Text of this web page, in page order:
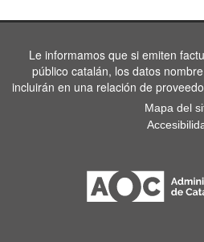
Le informamos que si emiten
público catalán, los datos
incluirán en una relación de
Mapa del